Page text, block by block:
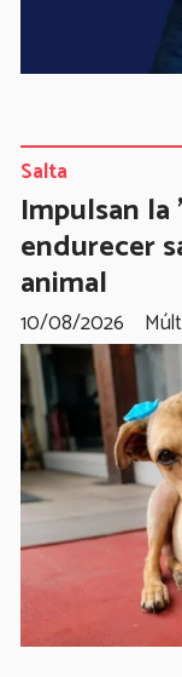
Impulsan la
endurecer
animal
Salta
10/08/2026